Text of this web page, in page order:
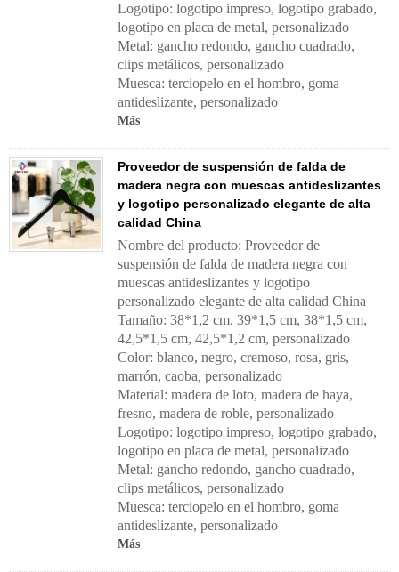
Logotipo: logotipo impreso, logotipo grabado,
logotipo en placa de metal, personalizado
Metal: gancho redondo, gancho cuadrado,
clips metálicos, personalizado
Muesca: terciopelo en el hombro, goma
antideslizante, personalizado
Más
Proveedor de suspensión de falda de
madera negra con muescas antideslizantes
y logotipo personalizado elegante de alta
calidad China
Nombre del producto: Proveedor de
suspensión de falda de madera negra con
muescas antideslizantes y logotipo
personalizado elegante de alta calidad China
Tamaño: 38*1,2 cm, 39*1,5 cm, 38*1,5 cm,
42,5*1,5 cm, 42,5*1,2 cm, personalizado
Color: blanco, negro, cremoso, rosa, gris,
marrón, caoba, personalizado
Material: madera de loto, madera de haya,
fresno, madera de roble, personalizado
Logotipo: logotipo impreso, logotipo grabado,
logotipo en placa de metal, personalizado
Metal: gancho redondo, gancho cuadrado,
clips metálicos, personalizado
Muesca: terciopelo en el hombro, goma
antideslizante, personalizado
Más